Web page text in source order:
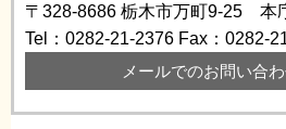
〒328-8686 栃木市万町9-25 本
Tel：0282-21-2376 Fax：0282-
メールでのお問い合